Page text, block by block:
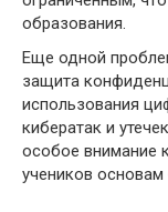
образования.
Еще одной
защита
использования
кибератак и
особое внимание
учеников основам